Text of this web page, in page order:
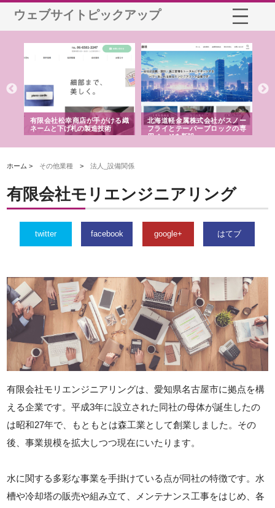
ウェブサイトピックアップ
手がける織
北海道軽金属株式会社がスノー
フライとテーパーブロックの専
用ページを新設
株式会社耕文社が品川で実現
る販促物製作から配送までワ
ストップ対応
ホーム > その他業種 >法人_設備関係
有限会社モリエンジニアリング
twitter facebook google+ はてブ
有限会社モリエンジニアリングは、愛知県名古屋市に拠点を構
える企業です。平成3年に設立された同社の母体が誕生したの
は昭和27年で、もともとは森工業として創業しました。その
後、事業規模を拡大しつつ現在にいたります。
水に関する多彩な事業を手掛けている点が同社の特徴です。水
槽や冷却塔の販売や組み立て、メンテナンス工事をはじめ、各